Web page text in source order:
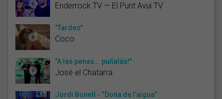
Enderrock TV — El Punt Avui TV
"Tardeo"
Coco
"A las penas... puñalás!"
José el Chatarra
Jordi Bonell - “Dona de l’aigua”